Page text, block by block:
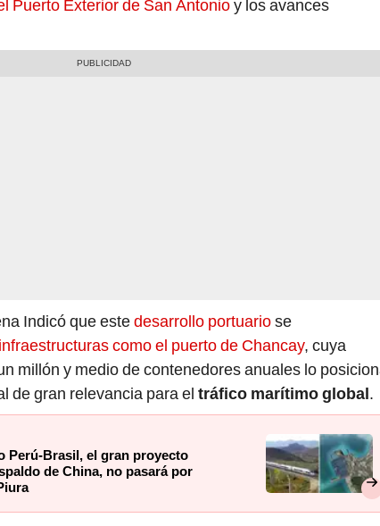
como el puerto de Chancay
millón y medio de contenedores anuales lo posiciona
de gran relevancia para eltráfico marítimo global.
Brasil, el gran proyecto
de China, no pasará por